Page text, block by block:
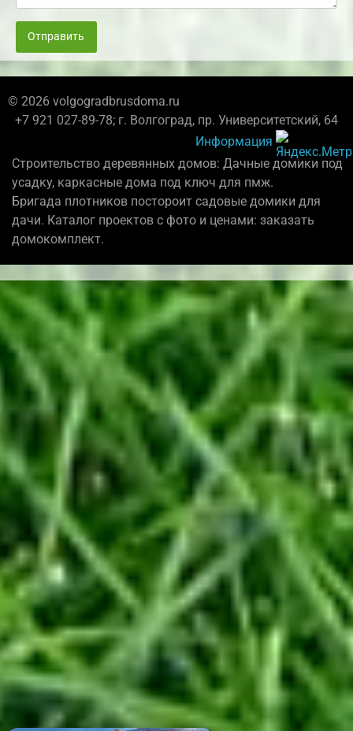
Отправить
© 2026 volgogradbrusdoma.ru
+7 921 027-89-78; г. Волгоград, пр. Университетский, 64
Информация
Строительство деревянных домов: Дачные домики под
усадку, каркасные дома под ключ для пмж.
Бригада плотников постороит садовые домики для
дачи. Каталог проектов с фото и ценами: заказать
домокомплект.